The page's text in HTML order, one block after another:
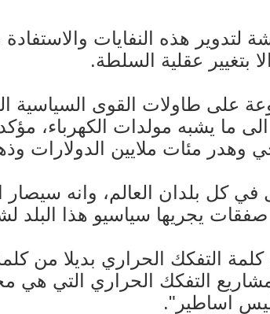
لتدوير هذه النفايات
بتغيير عقلية السلطة.
على طاولات القوى السياسية
ما يشبه مولدات الكهرباء،
وهدر مئات ملايين الدولارات
كل بلدان العالم، وانه سيصار
يجريها سياسيو هذا البلد
التفكك الحراري بديلا من
التفكك الحراري التي هي
اساطير".